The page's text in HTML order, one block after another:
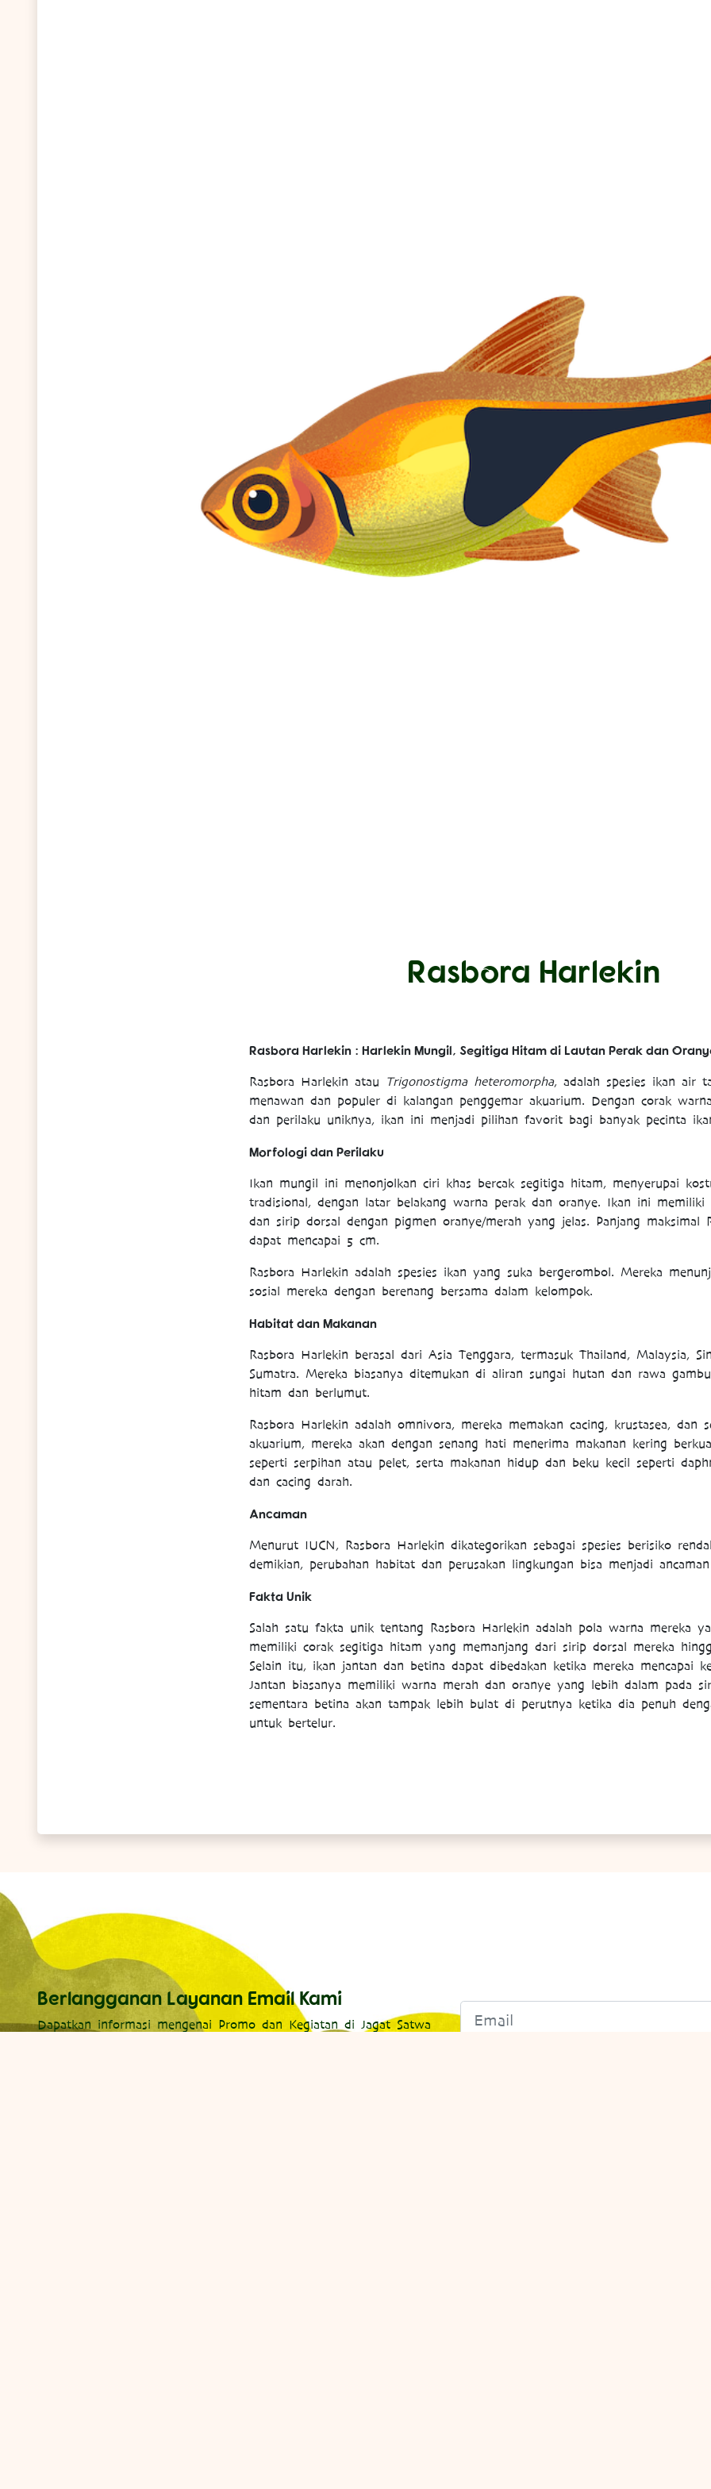
Rasbora Harlekin
Rasbora Harlekin : Harlekin Mungil, Segitiga Hitam di Lautan Perak dan
Rasbora Harlekin atau Trigonostigma heteromorpha, adalah spesies ikan air
menawan dan populer di kalangan penggemar akuarium. Dengan corak
dan perilaku uniknya, ikan ini menjadi pilihan favorit bagi banyak pecinta
Morfologi dan Perilaku
Ikan mungil ini menonjolkan ciri khas bercak segitiga hitam, menyerupai
tradisional, dengan latar belakang warna perak dan oranye. Ikan ini
dan sirip dorsal dengan pigmen oranye/merah yang jelas. Panjang maksimal
dapat mencapai 5 cm.
Rasbora Harlekin adalah spesies ikan yang suka bergerombol. Mereka
sosial mereka dengan berenang bersama dalam kelompok.
Habitat dan Makanan
Rasbora Harlekin berasal dari Asia Tenggara, termasuk Thailand, Malaysia,
Sumatra. Mereka biasanya ditemukan di aliran sungai hutan dan rawa
hitam dan berlumut.
Rasbora Harlekin adalah omnivora, mereka memakan cacing, krustasea, dan
akuarium, mereka akan dengan senang hati menerima makanan kering
seperti serpihan atau pelet, serta makanan hidup dan beku kecil seperti
dan cacing darah.
Ancaman
Menurut IUCN, Rasbora Harlekin dikategorikan sebagai spesies berisiko
demikian, perubahan habitat dan perusakan lingkungan bisa menjadi
Fakta Unik
Salah satu fakta unik tentang Rasbora Harlekin adalah pola warna mereka
memiliki corak segitiga hitam yang memanjang dari sirip dorsal mereka
Selain itu, ikan jantan dan betina dapat dibedakan ketika mereka mencapai
Jantan biasanya memiliki warna merah dan oranye yang lebih dalam pada
sementara betina akan tampak lebih bulat di perutnya ketika dia penuh
untuk bertelur.
Berlangganan Layanan Email Kami
Dapatkan informasi mengenai Promo dan Kegiatan di Jagat Satwa